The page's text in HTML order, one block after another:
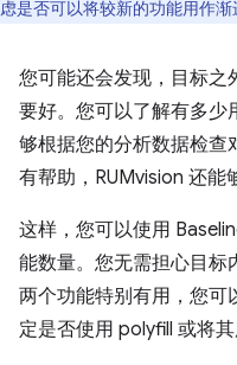
虑是否可以将较新的功能用作
您可能还会发现，目标之
要好。您可以了解有多少
够根据您的分析数据检查
有帮助，RUMvision 还能
这样，您可以使用
能数量。您无需担心目标
两个功能特别有用，您可
定是否使用 polyfill 或将其